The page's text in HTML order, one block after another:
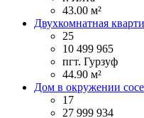
43.00 м²
Двухкомнатная
25
10 499 965
пгт. Гурзуф
44.90 м²
Дом в окружении
17
27 999 934